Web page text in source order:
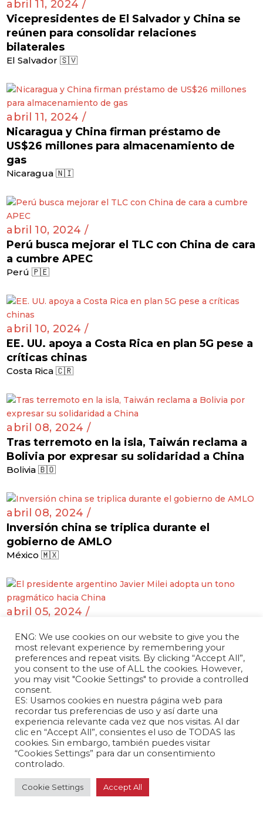
abril 11, 2024 /
Vicepresidentes de El Salvador y China se
reúnen para consolidar relaciones
bilaterales
El Salvador 🇸🇻
abril 11, 2024 /
Nicaragua y China firman préstamo de
US$26 millones para almacenamiento de
gas
Nicaragua 🇳🇮
abril 10, 2024 /
Perú busca mejorar el TLC con China de cara
a cumbre APEC
Perú 🇵🇪
abril 10, 2024 /
EE. UU. apoya a Costa Rica en plan 5G pese a
críticas chinas
Costa Rica 🇨🇷
abril 08, 2024 /
Tras terremoto en la isla, Taiwán reclama a
Bolivia por expresar su solidaridad a China
Bolivia 🇧🇴
abril 08, 2024 /
Inversión china se triplica durante el
gobierno de AMLO
México 🇲🇽
abril 05, 2024 /
un tono pragmático hacia China
Argentina 🇦🇷
abril 05, 2024 /
Guatemala, Belice y Taiwán firman
proyectos conjuntos de cooperación
Belice 🇧🇿,Guatemala 🇬🇹
ENG: We use cookies on our website to give you the
most relevant experience by remembering your
preferences and repeat visits. By clicking “Accept All”,
you consent to the use of ALL the cookies. However,
you may visit "Cookie Settings" to provide a controlled
consent.
ES: Usamos cookies en nuestra página web para
recordar tus preferencias de uso y así darte una
experiencia relevante cada vez que nos visitas. Al dar
clic en “Accept All”, consientes el uso de TODAS las
cookies. Sin embargo, también puedes visitar
“Cookies Settings” para dar un consentimiento
controlado.
Cookie Settings Accept All